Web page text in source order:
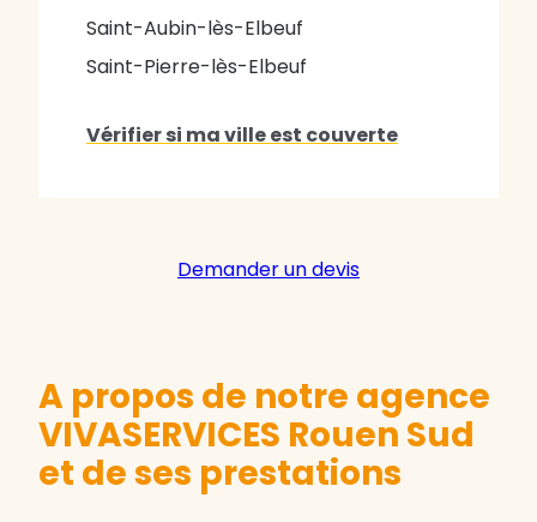
Saint-Aubin-lès-Elbeuf
Saint-Pierre-lès-Elbeuf
Vérifier si ma ville est couverte
Demander un devis
A propos de notre agence
VIVASERVICES Rouen Sud
et de ses prestations